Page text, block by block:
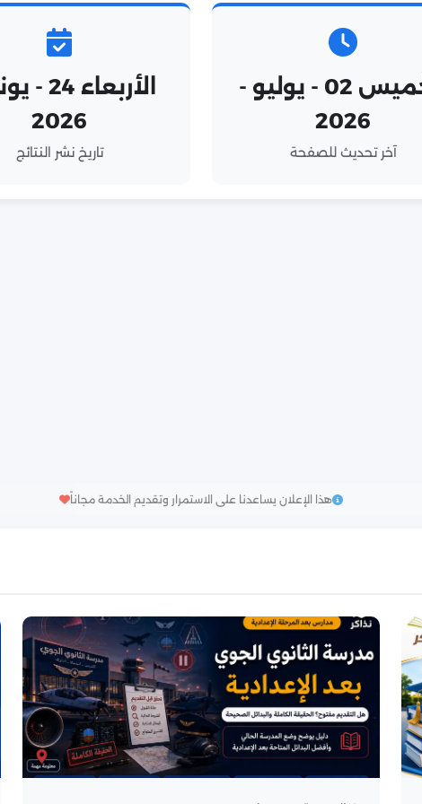
الخميس 02 - يوليو -
2026
آخر تحديث للصفحة
الأربعاء
2026
تاريخ نشر النتائج
هذا الإعلان يساعدنا على الاستمرار وتقديم الخدمة مجاناً